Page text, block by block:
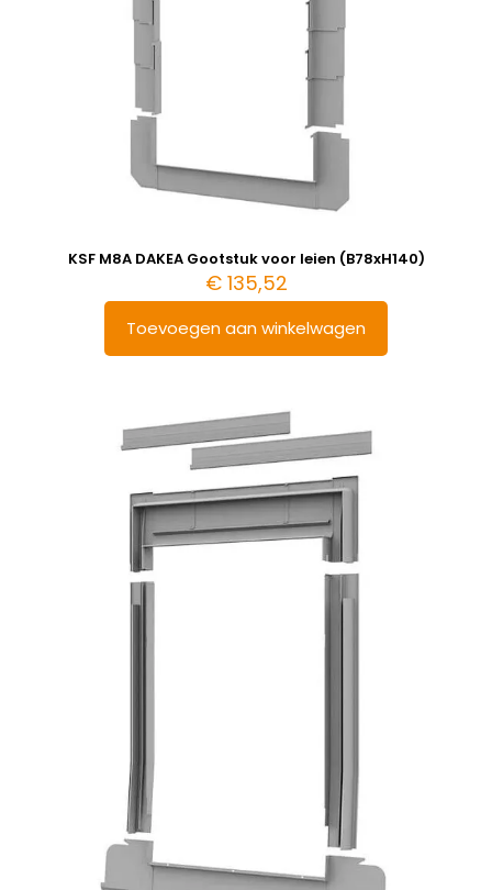
KSF M8A DAKEA Gootstuk voor leien (B78xH140)
€135,52
Toevoegen aan winkelwagen